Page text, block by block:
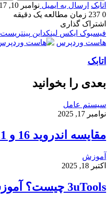
اتابک ارسال به ایمیل نوامبر 10, 2017
0
زمان مطالعه یک دقیقه
اشتراک گذاری
فیسبوک ایکس لینکداین پینتریست
هاست وردپرس
اتابک
بعدی را بخوانید
سیستم عامل
نوامبر 17, 2025
مقایسه اندروید 16 و iOS 26.1: بررسی کامل سرعت، امنیت و تجربه کاربری
آموزش
اکتبر 18, 2025
3uTools چیست؟ آموزش کامل فلش، جیلبریک و انتقال فایل در آیفون